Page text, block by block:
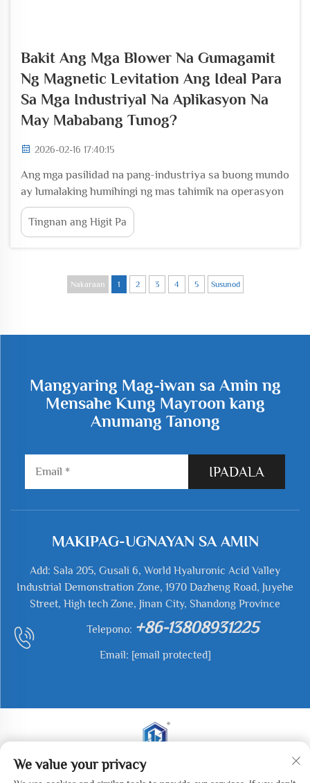
Bakit Ang Mga Blower Na Gumagamit
Ng Magnetic Levitation Ang Ideal Para
Sa Mga Industriyal Na Aplikasyon Na
May Mababang Tunog?
2026-02-16 17:40:15
Ang mga pasilidad na pang-industriya sa buong mundo
ay lumalaking humihingi ng mas tahimik na operasyon
nang hindi binabawasan ang pagganap, na kumikilos
bilang pampalakas sa pag-adop ng mga advanced na
teknolohiya sa paggalaw ng hangin. Sa gitna ng mga
magnetic levitation ay sumulpot bilang ang pinipiling...
Tingnan ang Higit Pa
Nakaraan 1 2 3 4 5 Susunod
Mangyaring Mag-iwan sa Amin ng
Mensahe Kung Mayroon kang
Anumang Tanong
IPADALA
MAKIPAG-UGNAYAN SA AMIN
Add: Sala 205, Gusali 6, World Hyaluronic Acid Valley
Industrial Demonstration Zone, 1970 Dazheng Road, Juyehe
Street, High tech Zone, Jinan City, Shandong Province
Telepono: +86-13808931225
Email: [email protected]
Copyright © 2026 Jianyu Weiye (Jinan) Machinery
We value your privacy